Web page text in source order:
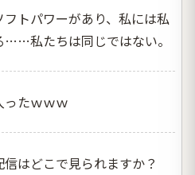
トパワーがあり、私には私
……私たちは同じではない。
ったｗｗｗ
信はどこで見られますか？